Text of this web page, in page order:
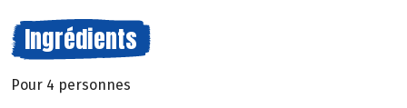
Ingrédients
Pour 4 personnes